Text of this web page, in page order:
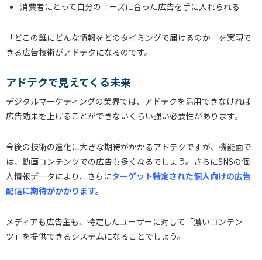
消費者にとって自分のニーズに合った広告を手に入れられる
「どこの誰にどんな情報をどのタイミングで届けるのか」を実現で
きる広告技術がアドテクになるのです。
アドテクで見えてくる未来
デジタルマーケティングの業界では、アドテクを活用できなければ
広告効果を上げることができないくらい強い必要性があります。
今後の技術の進化に大きな期待がかかるアドテクですが、機能面で
は、動画コンテンツでの広告も多くなるでしょう。さらにSNSの個
人情報データにより、さらにターゲット特定された個人向けの広告
配信に期待がかかります。
メディアも広告主も、特定したユーザーに対して「濃いコンテン
ツ」を提供できるシステムになることでしょう。